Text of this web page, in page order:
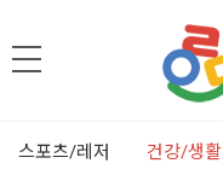
스포츠/레저 건강/생활